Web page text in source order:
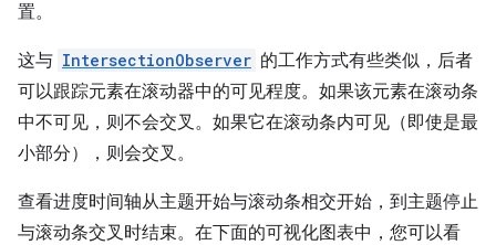
置。
这与 IntersectionObserver 的工作方式有些类似，后者
可以跟踪元素在滚动器中的可见程度。如果该元素在滚动条
中不可见，则不会交叉。如果它在滚动条内可见（即使是最
小部分），则会交叉。
查看进度时间轴从主题开始与滚动条相交开始，到主题停止
与滚动条交叉时结束。在下面的可视化图表中，您可以看